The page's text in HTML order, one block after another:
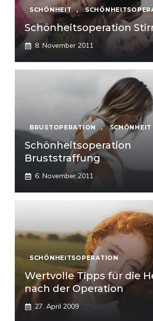
SCHÖNHEIT ,
Schönheitsoperation
8. November 2011
BRUSTOPERATION , SCHÖNHEIT
Schönheitsoperation
Bruststraffung
6. November 2011
SCHÖNHEITSOPERATION
Wertvolle Tipps für die
nach der Operation
27. April 2009